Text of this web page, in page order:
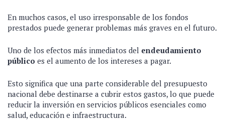
En muchos casos, el uso irresponsable de los fondos
prestados puede generar problemas más graves en el futuro.
Uno de los efectos más inmediatos del endeudamiento
público es el aumento de los intereses a pagar.
Esto significa que una parte considerable del presupuesto
nacional debe destinarse a cubrir estos gastos, lo que puede
reducir la inversión en servicios públicos esenciales como
salud, educación e infraestructura.